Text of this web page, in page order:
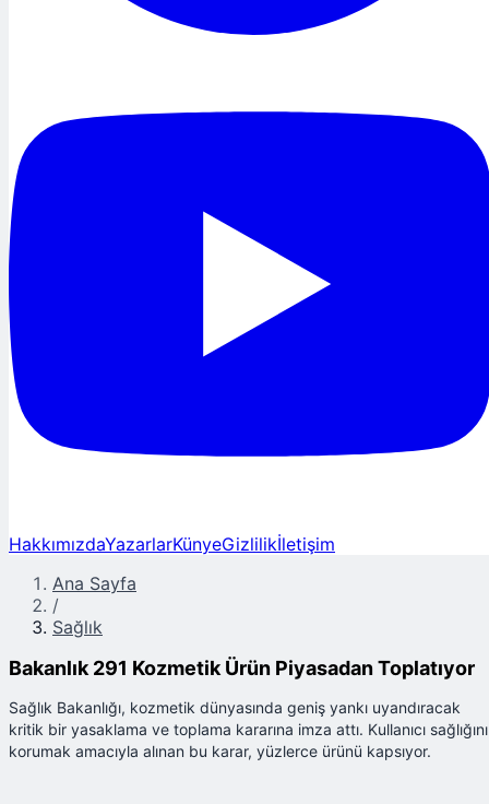
HakkımızdaYazarlarKünyeGizlilikİletişim
Ana Sayfa
/
Sağlık
Bakanlık 291 Kozmetik Ürün Piyasadan Toplatıyor
Sağlık Bakanlığı, kozmetik dünyasında geniş yankı uyandıracak
kritik bir yasaklama ve toplama kararına imza attı. Kullanıcı sağlığını
korumak amacıyla alınan bu karar, yüzlerce ürünü kapsıyor.